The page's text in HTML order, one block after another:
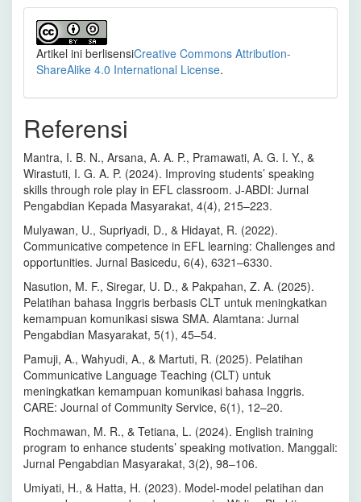
Artikel ini berlisensiCreative Commons Attribution-
ShareAlike 4.0 International License.
Referensi
Mantra, I. B. N., Arsana, A. A. P., Pramawati, A. G. I. Y., &
Wirastuti, I. G. A. P. (2024). Improving students’ speaking
skills through role play in EFL classroom. J-ABDI: Jurnal
Pengabdian Kepada Masyarakat, 4(4), 215–223.
Mulyawan, U., Supriyadi, D., & Hidayat, R. (2022).
Communicative competence in EFL learning: Challenges and
opportunities. Jurnal Basicedu, 6(4), 6321–6330.
Nasution, M. F., Siregar, U. D., & Pakpahan, Z. A. (2025).
Pelatihan bahasa Inggris berbasis CLT untuk meningkatkan
kemampuan komunikasi siswa SMA. Alamtana: Jurnal
Pengabdian Masyarakat, 5(1), 45–54.
Pamuji, A., Wahyudi, A., & Martuti, R. (2025). Pelatihan
Communicative Language Teaching (CLT) untuk
meningkatkan kemampuan komunikasi bahasa Inggris.
CARE: Journal of Community Service, 6(1), 12–20.
Rochmawan, M. R., & Tetiana, L. (2024). English training
program to enhance students’ speaking motivation. Manggali:
Jurnal Pengabdian Masyarakat, 3(2), 98–106.
Umiyati, H., & Hatta, H. (2023). Model-model pelatihan dan